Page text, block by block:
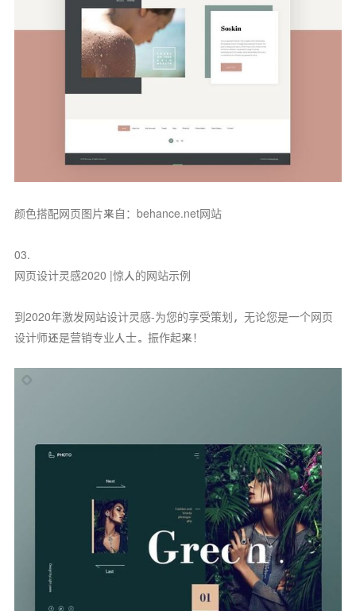
颜色搭配网页图片来自：behance.net网站
03.
网页设计灵感2020 |惊人的网站示例
到2020年激发网站设计灵感-为您的享受策划，无论您是一个网页
设计师还是营销专业人士。振作起来！